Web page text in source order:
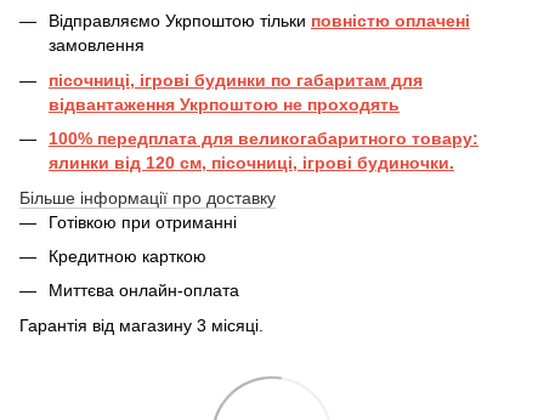
Відправляємо Укрпоштою тільки повністю оплачені
замовлення
пісочниці, ігрові будинки по габаритам для
відвантаження Укрпоштою не проходять
100% передплата для великогабаритного товару:
ялинки від 120 см, пісочниці, ігрові будиночки.
Більше інформації про доставку
Готівкою при отриманні
Кредитною карткою
Миттєва онлайн-оплата
Гарантія від магазину 3 місяці.